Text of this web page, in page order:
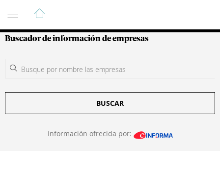
Guía de Empresas Colombianas
Buscador de información de empresas
BUSCAR
Información ofrecida por: